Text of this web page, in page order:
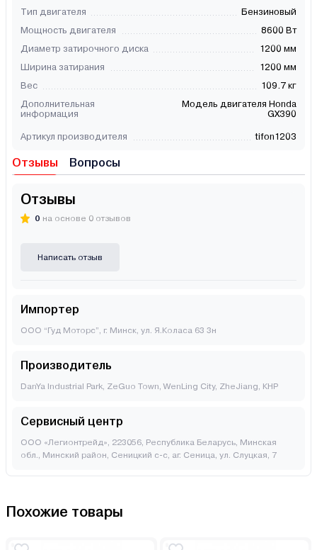
Тип двигателя
Бензиновый
Мощность двигателя
8600 Вт
Диаметр затирочного диска
1200 мм
Ширина затирания
1200 мм
Вес
109.7 кг
Дополнительная
информация
Модель двигателя Honda
GX390
Артикул производителя tifon1203
Отзывы Вопросы
Отзывы
0 на основе 0 отзывов
Написать отзыв
Импортер
ООО “Гуд Моторс”, г. Минск, ул. Я.Коласа 63 3н
Производитель
DanYa Industrial Park, ZeGuo Town, WenLing City, ZheJiang, КНР
Сервисный центр
ООО «Легионтрейд», 223056, Республика Беларусь, Минская
обл., Минский район, Сеницкий с-с, аг. Сеница, ул. Слуцкая, 7
Похожие товары